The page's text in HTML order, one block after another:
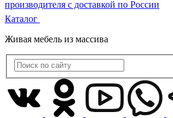
Каталог
Живая мебель из массива